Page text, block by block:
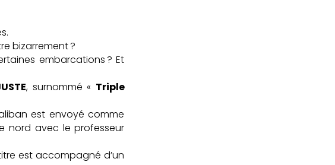
bizarrement ?
embarcations ? Et
, surnommé « Triple
est envoyé comme
nord avec le professeur
est accompagné d’un